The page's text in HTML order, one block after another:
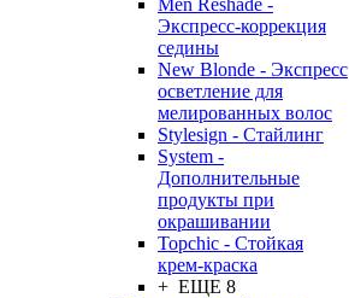
Men Reshade -
Экспресс-коррекция
седины
New Blonde - Экспресс
осветление для
мелированных волос
Stylesign - Стайлинг
System -
Дополнительные
продукты при
окрашивании
Topchic - Стойкая
крем-краска
+ ЕЩЕ 8